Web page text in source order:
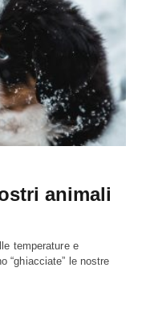
animali
temperature e
“ghiacciate” le nostre